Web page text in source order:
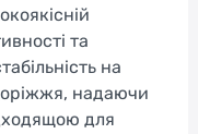
та
на
надаючи
для